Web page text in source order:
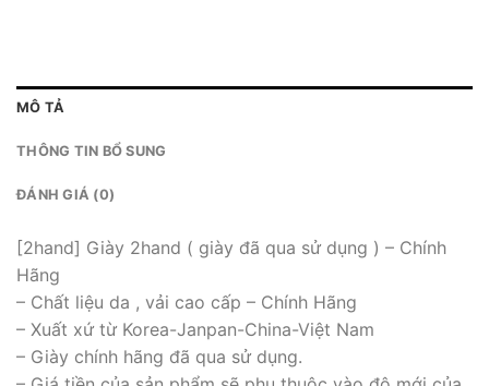
MÔ TẢ
THÔNG TIN BỔ SUNG
ĐÁNH GIÁ (0)
[2hand] Giày 2hand ( giày đã qua sử dụng ) – Chính
Hãng
– Chất liệu da , vải cao cấp – Chính Hãng
– Xuất xứ từ Korea-Janpan-China-Việt Nam
– Giày chính hãng đã qua sử dụng.